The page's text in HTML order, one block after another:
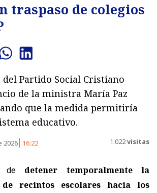
traspaso de colegios
Partido Social Cristiano
de la ministra María Paz
que la medida permitiría
educativo.
2026 16:22 1.022visitas
de detener temporalmente la
recintos escolares hacia los